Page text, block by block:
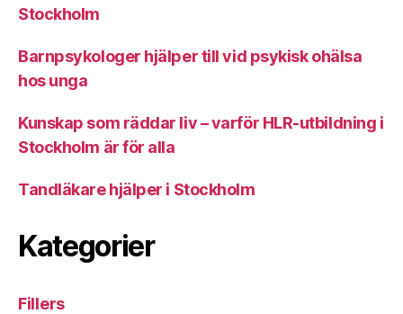
Stockholm
Barnpsykologer hjälper till vid psykisk ohälsa
hos unga
Kunskap som räddar liv – varför HLR-utbildning i
Stockholm är för alla
Tandläkare hjälper i Stockholm
Kategorier
Fillers